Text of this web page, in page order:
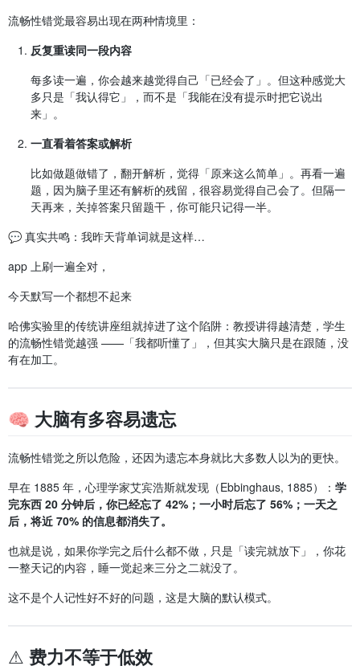
流畅性错觉最容易出现在两种情境里：
反复重读同一段内容
每多读一遍，你会越来越觉得自己「已经会了」。但这种感觉大
多只是「我认得它」，而不是「我能在没有提示时把它说出
来」。
一直看着答案或解析
比如做题做错了，翻开解析，觉得「原来这么简单」。再看一遍
题，因为脑子里还有解析的残留，很容易觉得自己会了。但隔一
天再来，关掉答案只留题干，你可能只记得一半。
💬 真实共鸣：我昨天背单词就是这样…
app 上刷一遍全对，
今天默写一个都想不起来
哈佛实验里的传统讲座组就掉进了这个陷阱：教授讲得越清楚，学生
的流畅性错觉越强 ——「我都听懂了」，但其实大脑只是在跟随，没
有在加工。
🧠 大脑有多容易遗忘
流畅性错觉之所以危险，还因为遗忘本身就比大多数人以为的更快。
早在 1885 年，心理学家艾宾浩斯就发现（Ebbinghaus, 1885）： 学
完东西 20 分钟后，你已经忘了 42%；一小时后忘了 56%；一天之
后，将近 70% 的信息都消失了。
也就是说，如果你学完之后什么都不做，只是「读完就放下」，你花
一整天记的内容，睡一觉起来三分之二就没了。
这不是个人记性好不好的问题，这是大脑的默认模式。
⚠️ 费力不等于低效